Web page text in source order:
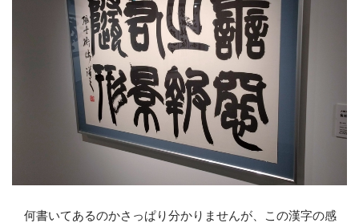
何書いてあるのかさっぱり分かりませんが、この漢字の感